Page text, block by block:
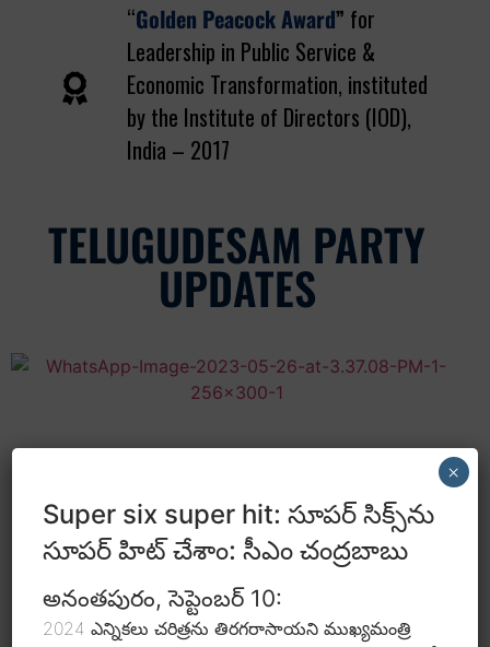
“Golden Peacock Award” for
Leadership in Public Service &
Economic Transformation, instituted
by the Institute of Directors (IOD),
India – 2017
TELUGUDESAM PARTY
UPDATES
Super six super hit: సూపర్ సిక్స్‌ను
సూపర్ హిట్ చేశాం: సీఎం చంద్రబాబు
అనంతపురం, సెప్టెంబర్ 10:
2024 ఎన్నికలు చరిత్రను తిరగరాసాయని ముఖ్యమంత్రి
×